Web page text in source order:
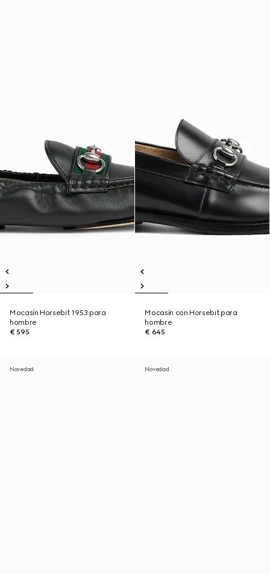
Mocasín Horsebit 1953 para
hombre
€ 595
Mocasín con Horsebit para
hombre
€ 645
Novedad Novedad